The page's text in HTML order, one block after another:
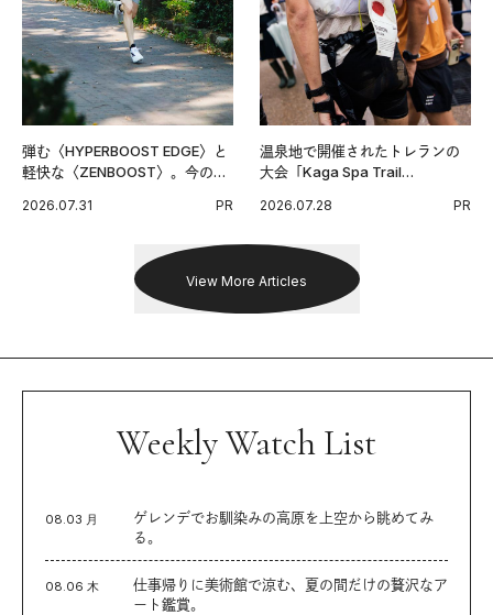
弾む〈HYPERBOOST EDGE〉と
軽快な〈ZENBOOST〉。今の時
出した新機軸。
2026.07.31 PR
温泉地で開催されたトレランの
大会「Kaga Spa Trail
戦を夢見るランナーたちの奮闘
2026.07.28 PR
View More Articles
Weekly Watch List
08.03 月
ゲレンデでお馴染みの高原を上空から眺めてみ
る。
08.06 木
仕事帰りに美術館で涼む、夏の間だけの贅沢なア
ート鑑賞。